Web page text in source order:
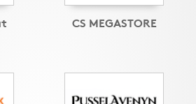
CS MEGASTORE